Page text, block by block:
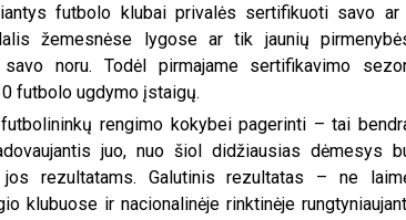
futbolo klubai privalės sertifikuoti savo ar
žemesnėse lygose ar tik jaunių
noru. Todėl pirmajame sertifikavimo
futbolo ugdymo įstaigų.
rengimo kokybei pagerinti – tai
juo, nuo šiol didžiausias dėmesys
rezultatams. Galutinis rezultatas – ne
klubuose ir nacionalinėje rinktinėje